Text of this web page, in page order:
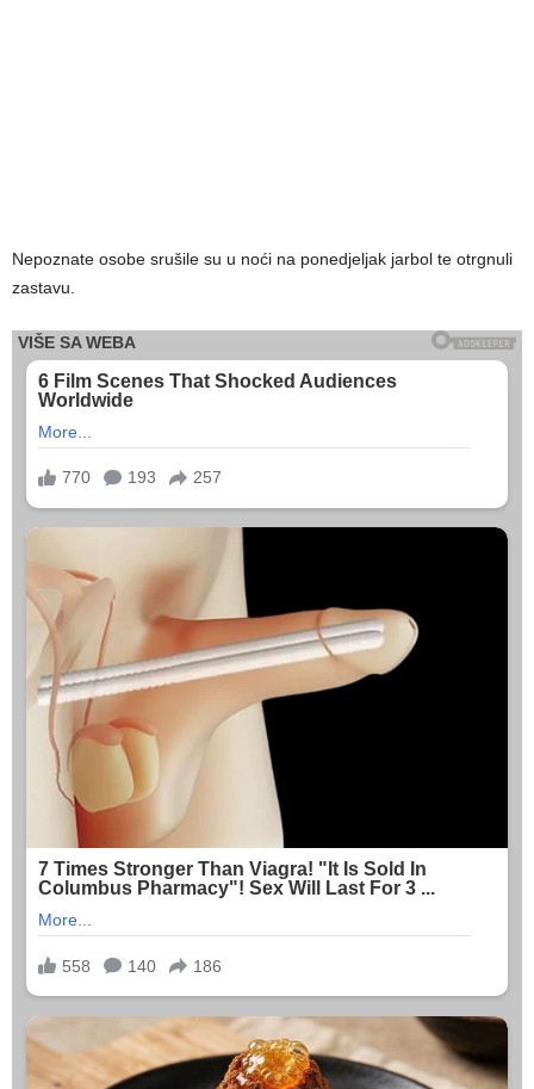
Nepoznate osobe srušile su u noći na ponedjeljak jarbol te otrgnuli
zastavu.